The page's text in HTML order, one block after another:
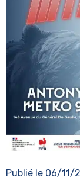
Publié le 06/11/